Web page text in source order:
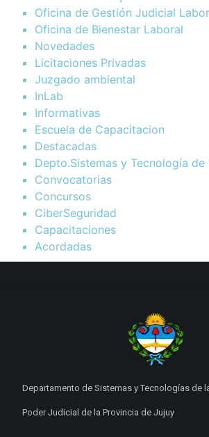
Oficina de Gestión Judicial
Oficina de Bienestar Laboral
Novedades
Licitaciones Privadas
Juzgado ambiental
InLab
Informativas
Escuela de Capacitacion
Destacadas
Depto.Sistemas y Tecnología
Convocatorias
Concursos
CiberSeguridad
Capacitaciones
Acordadas
Departamento de Sistemas y Tecnologías de
Poder Judicial de la Provincia de Jujuy